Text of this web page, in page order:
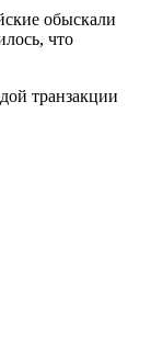
обыскали
что
транзакции